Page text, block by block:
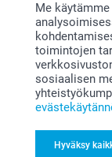
Me
toimintojen
sosiaalisen
Hyväksy